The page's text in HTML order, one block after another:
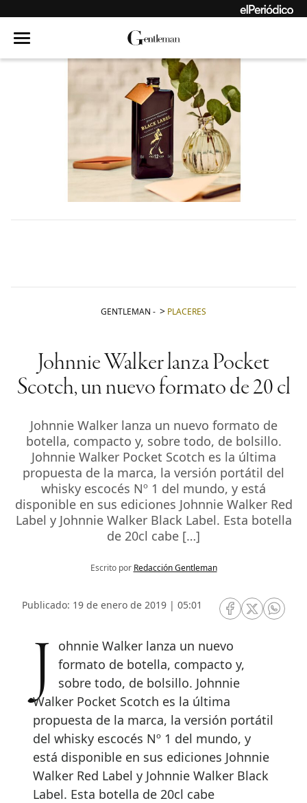
GENTLEMAN - PLACERES
Johnnie Walker lanza Pocket
Scotch, un nuevo formato de 20 cl
Johnnie Walker lanza un nuevo formato de
botella, compacto y, sobre todo, de bolsillo.
Johnnie Walker Pocket Scotch es la última
propuesta de la marca, la versión portátil del
whisky escocés Nº 1 del mundo, y está
disponible en sus ediciones Johnnie Walker Red
Label y Johnnie Walker Black Label. Esta botella
de 20cl cabe […]
Escrito por Redacción Gentleman
Publicado: 19 de enero de 2019 | 05:01
RRSS Facebook
RRSSRRSS
Johnnie Walker lanza un nuevo
formato de botella, compacto y,
sobre todo, de bolsillo. Johnnie
Walker Pocket Scotch es la última
propuesta de la marca, la versión portátil
del whisky escocés Nº 1 del mundo, y
está disponible en sus ediciones Johnnie
Walker Red Label y Johnnie Walker Black
Label. Esta botella de 20cl cabe